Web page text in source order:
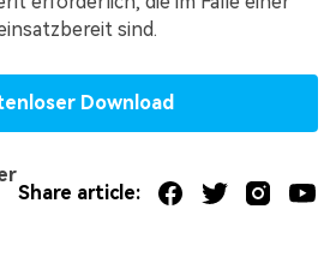
sind.
Download
Share article: